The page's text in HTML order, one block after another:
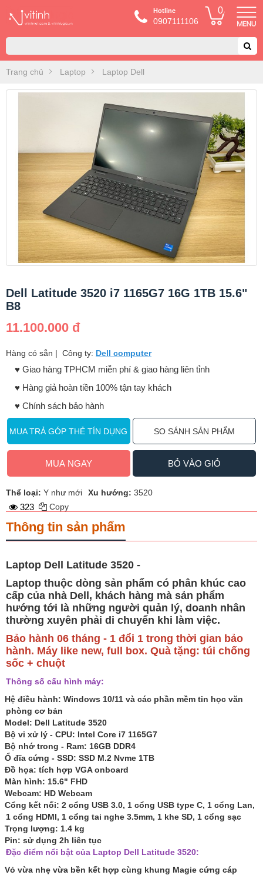
Hotline
0907111106
0
Trang chủ Laptop Laptop Dell
Dell Latitude 3520 i7 1165G7 16G 1TB 15.6"
B8
11.100.000 đ
Hàng có sẳn | Công ty: Dell computer
♥️ Giao hàng TPHCM miễn phí & giao hàng liên tỉnh
♥️ Hàng giả hoàn tiền 100% tận tay khách
♥️ Chính sách bảo hành
MUA TRẢ GÓP THẺ TÍN DỤNG SO SÁNH SẢN PHẨM
MUA NGAY BỎ VÀO GIỎ
Thể loại: Y như mới Xu hướng: 3520
323 Copy
Thông tin sản phẩm
Laptop Dell Latitude 3520 -
Laptop thuộc dòng sản phẩm có phân khúc cao
cấp của nhà Dell, khách hàng mà sản phẩm
hướng tới là những người quản lý, doanh nhân
thường xuyên phải di chuyển khi làm việc.
Bảo hành 06 tháng - 1 đổi 1 trong thời gian bảo
hành. Máy like new, full box. Quà tặng: túi chống
sốc + chuột
Thông số cấu hình máy:
Hệ điều hành: Windows 10/11 và các phần mềm tin học văn
phòng cơ bản
Model: Dell Latitude 3520
Bộ vi xử lý - CPU: Intel Core i7 1165G7
Bộ nhớ trong - Ram: 16GB DDR4
Ổ đĩa cứng - SSD: SSD M.2 Nvme 1TB
Đồ họa: tích hợp VGA onboard
Màn hình: 15.6" FHD
Webcam: HD Webcam
Cổng kết nối: 2 cổng USB 3.0, 1 cổng USB type C, 1 cổng Lan,
1 cổng HDMI, 1 cổng tai nghe 3.5mm, 1 khe SD, 1 cổng sạc
Trọng lượng: 1.4 kg
Pin: sử dụng 2h liên tục
Đặc điểm nổi bật của Laptop Dell Latitude 3520:
Vỏ vừa nhẹ vừa bền kết hợp cùng khung Magie cứng cáp